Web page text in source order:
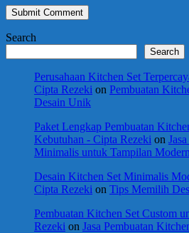
Search
Search
Perusahaan Kitchen Set
Cipta Rezeki on Pembuatan
Desain Unik
Paket Lengkap Pembuatan
Kebutuhan - Cipta Rezeki on
Minimalis untuk Tampilan Modern
Desain Kitchen Set Minimalis
Cipta Rezeki on Tips Memilih
Pembuatan Kitchen Set Custom
Rezeki on Jasa Pembuatan